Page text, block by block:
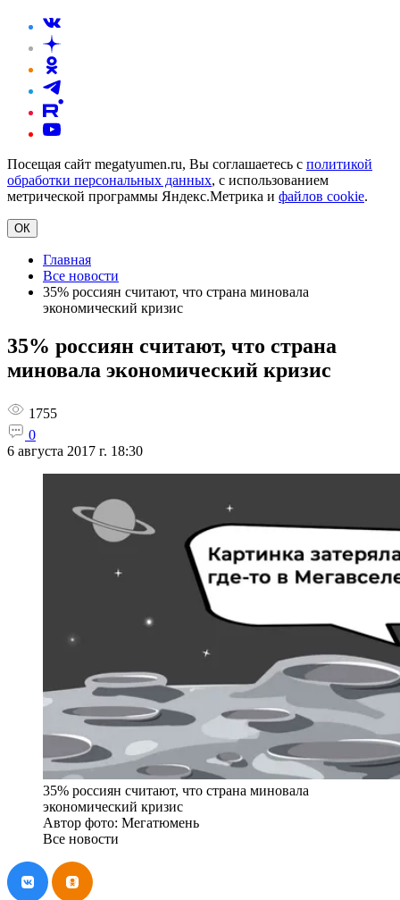
Посещая сайт megatyumen.ru, Вы соглашаетесь с политикой
обработки персональных данных, с использованием
метрической программы Яндекс.Метрика и файлов cookie.
ОК
Главная
Все новости
35% россиян считают, что страна миновала
экономический кризис
35% россиян считают, что страна
миновала экономический кризис
1755
0
6 августа 2017 г. 18:30
35% россиян считают, что страна миновала
экономический кризис
Автор фото: Мегатюмень
Все новости